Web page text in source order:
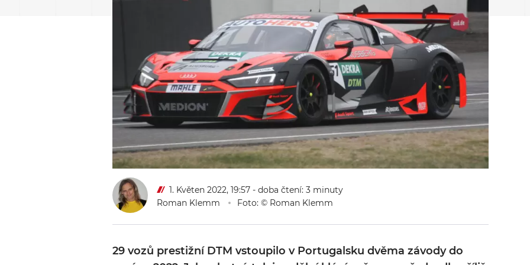
1. Květen 2022, 19:57 - doba čtení: 3 minuty
Roman Klemm
Foto: © Roman Klemm
29 vozů prestižní DTM vstoupilo v Portugalsku dvěma závody do